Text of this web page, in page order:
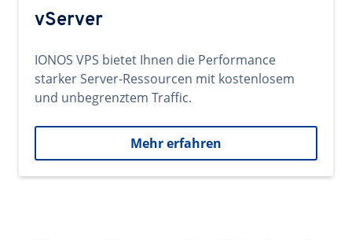
vServer
IONOS VPS bietet Ihnen die Performance
starker Server-Ressourcen mit kostenlosem
und unbegrenztem Traffic.
Mehr erfahren